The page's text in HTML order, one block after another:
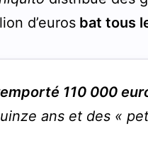
d’euros bat tous
110 000
ans et des «